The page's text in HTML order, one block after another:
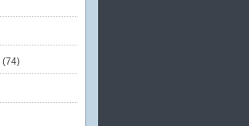
(74)